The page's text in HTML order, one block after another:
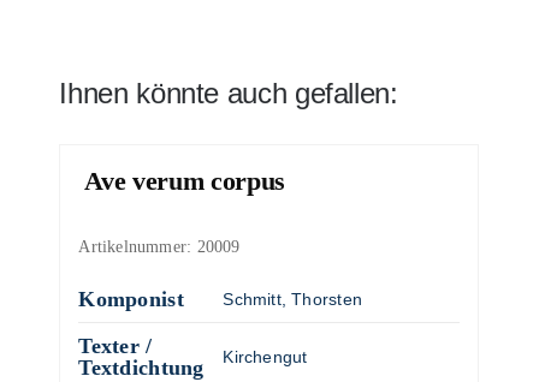
Ihnen könnte auch gefallen:
Ave verum corpus
Artikelnummer: 20009
Komponist Schmitt, Thorsten
Texter /
Textdichtung
Kirchengut